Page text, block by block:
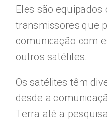
Eles são equipados
transmissores que
comunicação com
outros satélites.
Os satélites têm
desde a
Terra até a